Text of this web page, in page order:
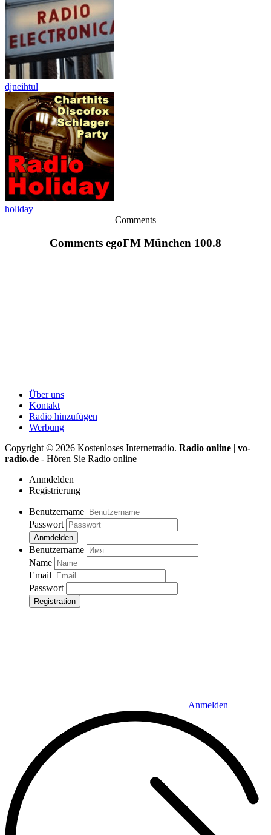
djneihtul
holiday
Comments
Comments egoFM München 100.8
Über uns
Kontakt
Radio hinzufügen
Werbung
Copyright © 2026 Kostenloses Internetradio. Radio online | vo-
radio.de - Hören Sie Radio online
Anmdelden
Registrierung
Benutzername
Passwort
Anmdelden
Benutzername
Name
Email
Passwort
Registration
Anmelden